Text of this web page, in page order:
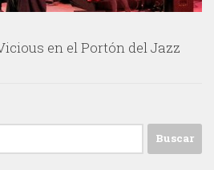
en el Portón del Jazz